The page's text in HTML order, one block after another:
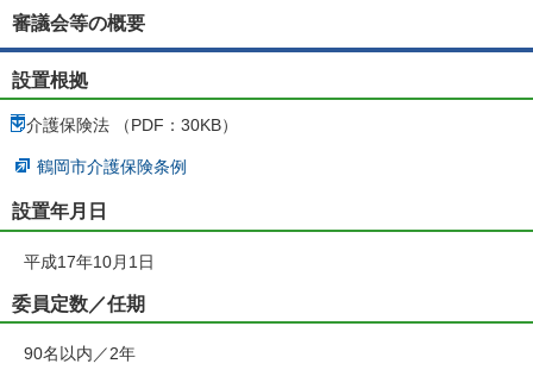
審議会等の概要
設置根拠
介護保険法 （PDF：30KB）
鶴岡市介護保険条例
設置年月日
平成17年10月1日
委員定数／任期
90名以内／2年